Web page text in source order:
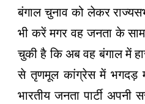
बंगाल चुनाव को लेकर
भी करें मगर वह जनता के
चुकी है कि अब वह बंगाल में
से तृणमूल कांग्रेस में भगदड़
भारतीय जनता पार्टी अपनी